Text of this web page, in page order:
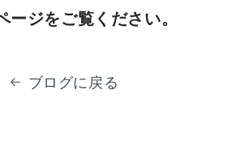
ージをご覧ください。
ブログに戻る